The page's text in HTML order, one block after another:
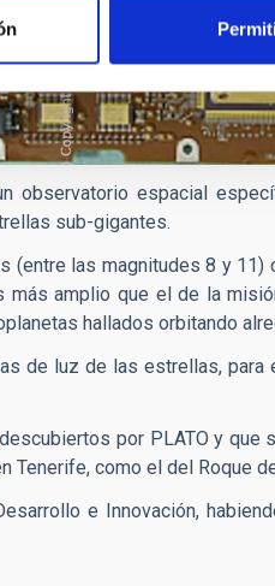
observatorio espacial
sub-gigantes.
las magnitudes 8 y
amplio que el de la
hallados orbitando
de luz de las estrellas,
por PLATO y que
Tenerife, como el del Roque
e Innovación,